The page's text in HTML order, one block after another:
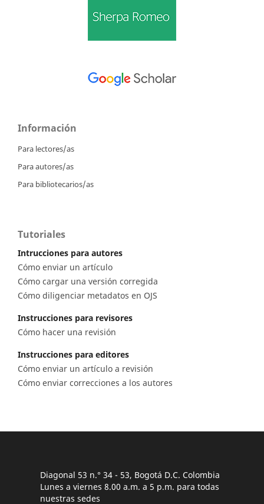
Información
Para lectores/as
Para autores/as
Para bibliotecarios/as
Tutoriales
Intrucciones para autores
Cómo enviar un artículo
Cómo cargar una versión corregida
Cómo diligenciar metadatos en OJS
Instrucciones para revisores
Cómo hacer una revisión
Instrucciones para editores
Cómo enviar un artículo a revisión
Cómo enviar correcciones a los autores
Diagonal 53 n.° 34 - 53, Bogotá D.C. Colombia
Lunes a viernes 8.00 a.m. a 5 p.m. para todas
nuestras sedes